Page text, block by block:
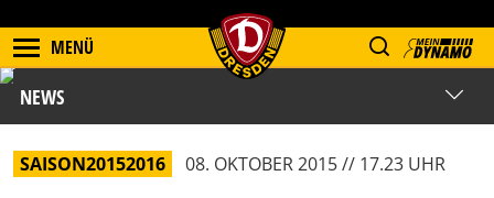
MENÜ
NEWS
SAISON20152016 08. OKTOBER 2015 // 17.23 UHR